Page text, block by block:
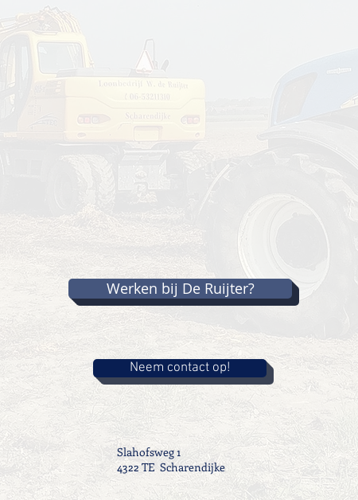
Werken bij De Ruijter?
Neem contact op!
Slahofsweg 1
4322 TE Scharendijke